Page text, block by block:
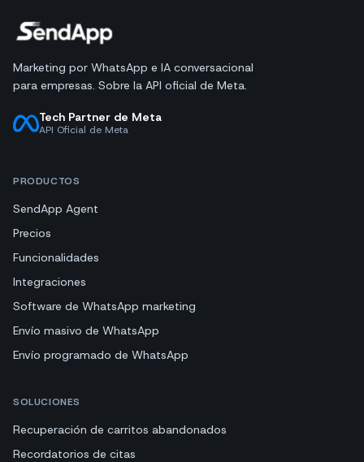
Marketing por WhatsApp e IA conversacional
para empresas. Sobre la API oficial de Meta.
Tech Partner de Meta
API Oficial de Meta
PRODUCTOS
SendApp Agent
Precios
Funcionalidades
Integraciones
Software de WhatsApp marketing
Envío masivo de WhatsApp
Envío programado de WhatsApp
SOLUCIONES
Recuperación de carritos abandonados
Recordatorios de citas